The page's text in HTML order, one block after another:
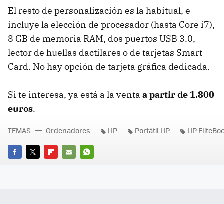
El resto de personalización es la habitual, e
incluye la elección de procesador (hasta Core i7),
8 GB de memoria RAM, dos puertos USB 3.0,
lector de huellas dactilares o de tarjetas Smart
Card. No hay opción de tarjeta gráfica dedicada.
Si te interesa, ya está a la venta a partir de 1.800
euros.
FACEBOOK
TWITTERFLIPBOARD
E-
WHATSAPP
TEMAS Ordenadores HP Portátil HP HP